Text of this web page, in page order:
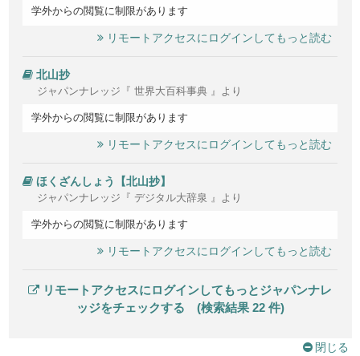
学外からの閲覧に制限があります
リモートアクセスにログインしてもっと読む
北山抄
ジャパンナレッジ『 世界大百科事典 』より
学外からの閲覧に制限があります
リモートアクセスにログインしてもっと読む
ほくざんしょう【北山抄】
ジャパンナレッジ『 デジタル大辞泉 』より
学外からの閲覧に制限があります
リモートアクセスにログインしてもっと読む
リモートアクセスにログインしてもっとジャパンナレ
ッジをチェックする (検索結果 22 件)
閉じる